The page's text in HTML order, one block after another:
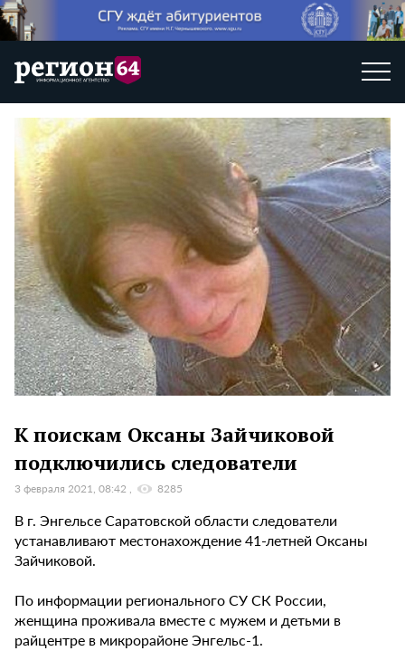
К поискам Оксаны Зайчиковой
подключились следователи
3 февраля 2021, 08:42 8285
В г. Энгельсе Саратовской области следователи
устанавливают местонахождение 41-летней Оксаны
Зайчиковой.
По информации регионального СУ СК России,
женщина проживала вместе с мужем и детьми в
райцентре в микрорайоне Энгельс-1.